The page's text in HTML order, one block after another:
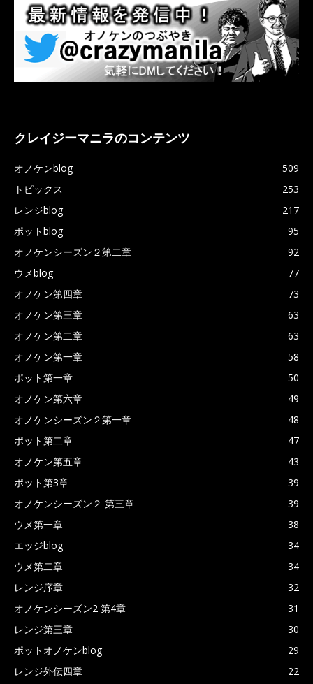
クレイジーマニラのコンテンツ
オノケンblog
509
トピックス
253
レンジblog
217
ポットblog
95
オノケンシーズン２第二章
92
ウメblog
77
オノケン第四章
73
オノケン第三章
63
オノケン第二章
63
オノケン第一章
58
ポット第一章
50
オノケン第六章
49
オノケンシーズン２第一章
48
ポット第二章
47
オノケン第五章
43
ポット第3章
39
オノケンシーズン２ 第三章
39
ウメ第一章
38
エッジblog
34
ウメ第二章
34
レンジ序章
32
オノケンシーズン2 第4章
31
レンジ第三章
30
ポットオノケンblog
29
レンジ外伝四章
22